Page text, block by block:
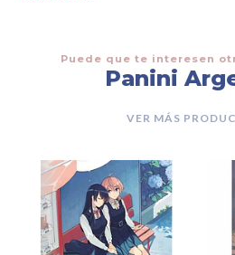
Puede que te interesen
Panini
VER MÁS